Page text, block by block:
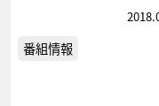
番組情報